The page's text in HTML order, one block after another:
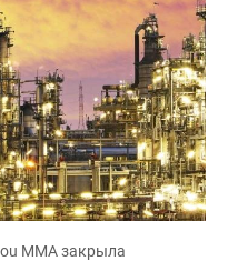
MMA закрыла